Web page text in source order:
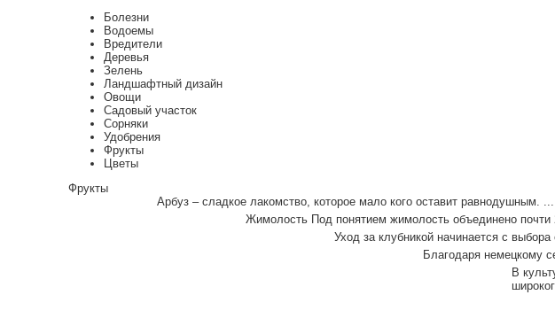
Болезни
Водоемы
Вредители
Деревья
Зелень
Ландшафтный дизайн
Овощи
Садовый участок
Сорняки
Удобрения
Фрукты
Цветы
Фрукты
Арбуз – сладкое лакомство, которое мало кого оставит равнодушным. ...
Жимолость Под понятием жимолость объединено почти
Уход за клубникой начинается с
Благодаря немецкому
В